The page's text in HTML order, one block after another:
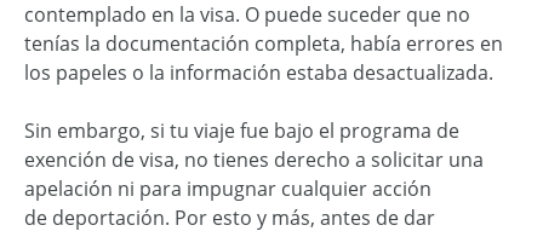
contemplado en la visa. O puede suceder que no
tenías la documentación completa, había errores en
los papeles o la información estaba desactualizada.
Sin embargo, si tu viaje fue bajo el programa de
exención de visa, no tienes derecho a solicitar una
apelación ni para impugnar cualquier acción
de deportación. Por esto y más, antes de dar